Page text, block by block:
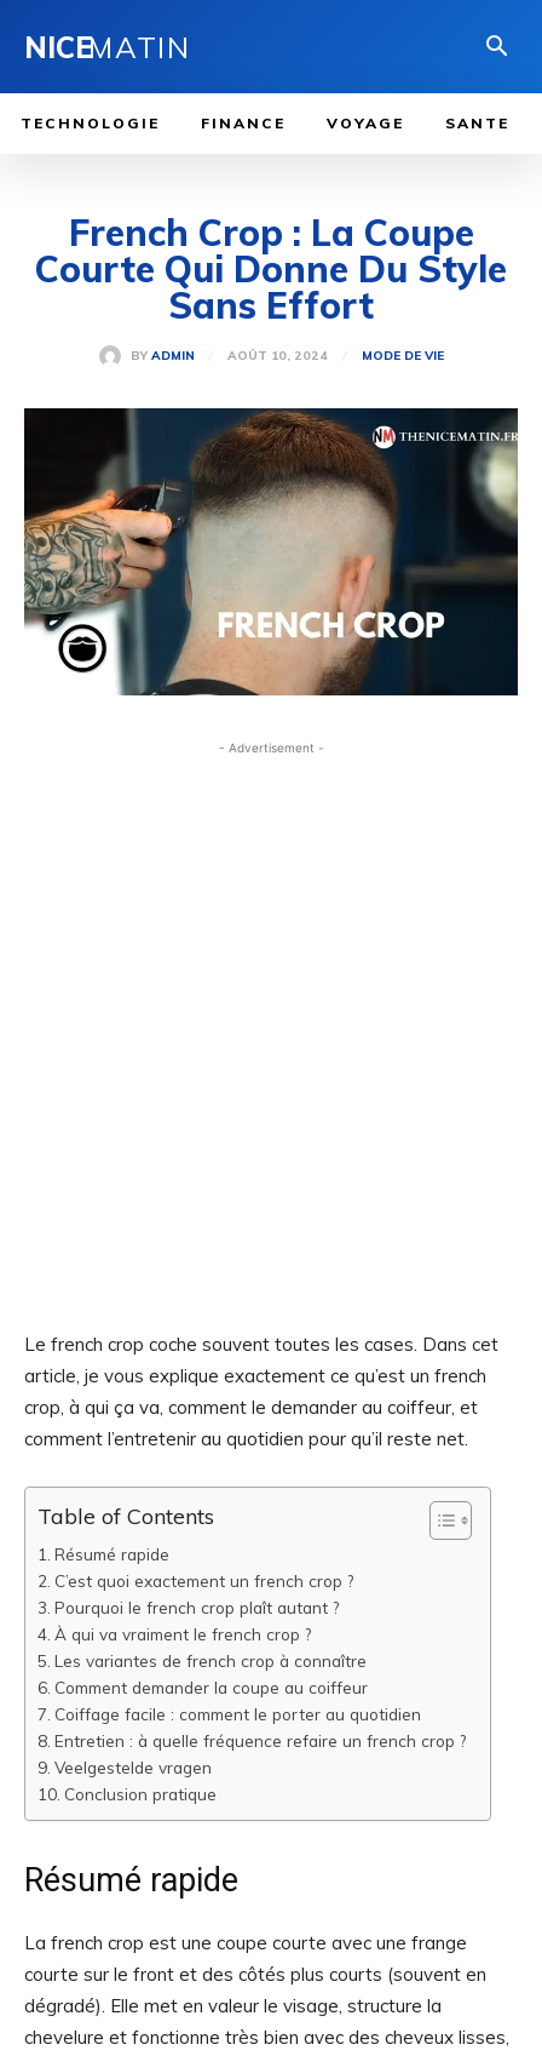
NICEMATIN
TECHNOLOGIE FINANCE VOYAGE SANTE
French Crop : La Coupe
Courte Qui Donne Du Style
Sans Effort
BY ADMIN AOÛT 10, 2024 MODE DE VIE
- Advertisement -
Le french crop coche souvent toutes les cases. Dans cet
article, je vous explique exactement ce qu’est un french
crop, à qui ça va, comment le demander au coiffeur, et
comment l’entretenir au quotidien pour qu’il reste net.
Table of Contents
Résumé rapide
C’est quoi exactement un french crop ?
Pourquoi le french crop plaît autant ?
À qui va vraiment le french crop ?
Les variantes de french crop à connaître
Comment demander la coupe au coiffeur
Coiffage facile : comment le porter au quotidien
Entretien : à quelle fréquence refaire un french crop ?
Veelgestelde vragen
Conclusion pratique
Résumé rapide
La french crop est une coupe courte avec une frange
courte sur le front et des côtés plus courts (souvent en
dégradé). Elle met en valeur le visage, structure la
chevelure et fonctionne très bien avec des cheveux lisses,